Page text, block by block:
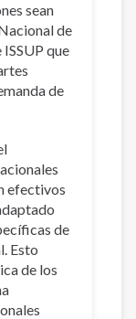
sean
de
que
de
efectivos
de
Esto
de los